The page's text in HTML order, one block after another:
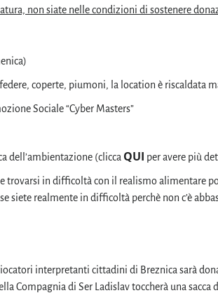
non siate nelle condizioni di sostenere
coperte, piumoni, la location è riscaldata
Sociale “Cyber Masters”
dell’ambientazione (clicca QUI per avere più
trovarsi in difficoltà con il realismo alimentare
siete realmente in difficoltà perchè non c’è
interpretanti cittadini di Breznica sarà
Compagnia di Ser Ladislav toccherà una